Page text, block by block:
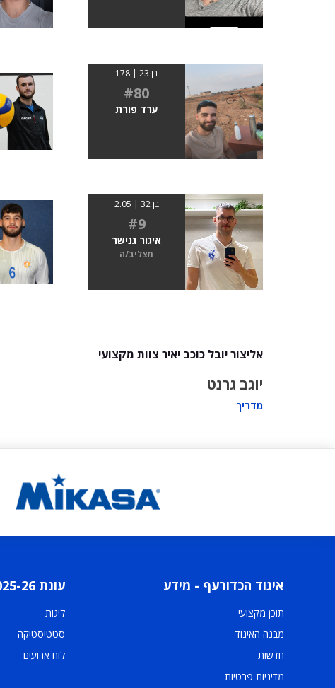
בן 23 | 178
#80
ערד פורת
בן 32 | 2.05
#9
איגור גנישר
מצליב/ה
אליצור יובל כוכב יאיר צוות מקצועי
יוגב גרנט
מדריך
איגוד הכדורעף - מידע
תוכן מקצועי
מבנה האיגוד
חדשות
מדיניות פרטיות
עונת 2025-26
ליגות
סטטיסטיקה
לוח ארועים